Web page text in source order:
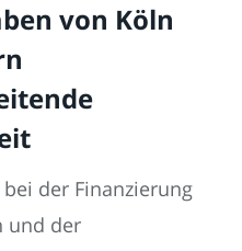
von Köln
der Finanzierung
und der